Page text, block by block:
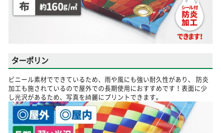
ターポリン
ビニール素材でできているため、雨や風にも強い耐久性があり、 防炎
加工も施されているので屋外での長期使用におすすめです！表面に少
し光沢があるため、写真を綺麗にプリントできます。